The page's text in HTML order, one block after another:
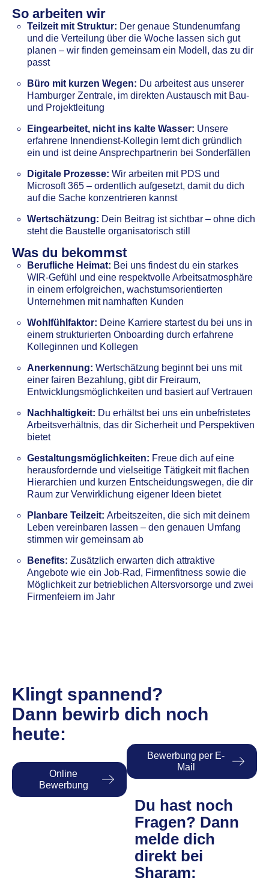
So arbeiten wir
Teilzeit mit Struktur: Der genaue Stundenumfang
und die Verteilung über die Woche lassen sich gut
planen – wir finden gemeinsam ein Modell, das zu dir
passt
Büro mit kurzen Wegen: Du arbeitest aus unserer
Hamburger Zentrale, im direkten Austausch mit Bau-
und Projektleitung
Eingearbeitet, nicht ins kalte Wasser: Unsere
erfahrene Innendienst-Kollegin lernt dich gründlich
ein und ist deine Ansprechpartnerin bei Sonderfällen
Digitale Prozesse: Wir arbeiten mit PDS und
Microsoft 365 – ordentlich aufgesetzt, damit du dich
auf die Sache konzentrieren kannst
Wertschätzung: Dein Beitrag ist sichtbar – ohne dich
steht die Baustelle organisatorisch still
Was du bekommst
Berufliche Heimat: Bei uns findest du ein starkes
WIR-Gefühl und eine respektvolle Arbeitsatmosphäre
in einem erfolgreichen, wachstumsorientierten
Unternehmen mit namhaften Kunden
Wohlfühlfaktor: Deine Karriere startest du bei uns in
einem strukturierten Onboarding durch erfahrene
Kolleginnen und Kollegen
Anerkennung: Wertschätzung beginnt bei uns mit
einer fairen Bezahlung, gibt dir Freiraum,
Entwicklungsmöglichkeiten und basiert auf Vertrauen
Nachhaltigkeit: Du erhältst bei uns ein unbefristetes
Arbeitsverhältnis, das dir Sicherheit und Perspektiven
bietet
Gestaltungsmöglichkeiten: Freue dich auf eine
herausfordernde und vielseitige Tätigkeit mit flachen
Hierarchien und kurzen Entscheidungswegen, die dir
Raum zur Verwirklichung eigener Ideen bietet
Planbare Teilzeit: Arbeitszeiten, die sich mit deinem
Leben vereinbaren lassen – den genauen Umfang
stimmen wir gemeinsam ab
Benefits: Zusätzlich erwarten dich attraktive
Angebote wie ein Job-Rad, Firmenfitness sowie die
Möglichkeit zur betrieblichen Altersvorsorge und zwei
Firmenfeiern im Jahr
Klingt spannend?
Dann bewirb dich noch
heute:
Online
Bewerbung
Bewerbung per E-
Mail
Du hast noch
Fragen? Dann
melde dich
direkt bei
Sharam: